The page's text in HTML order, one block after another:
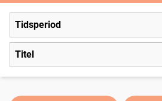
Tidsperiod
Titel